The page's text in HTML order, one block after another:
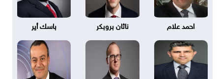
احمد علام ناثان بروبكر باسك أير